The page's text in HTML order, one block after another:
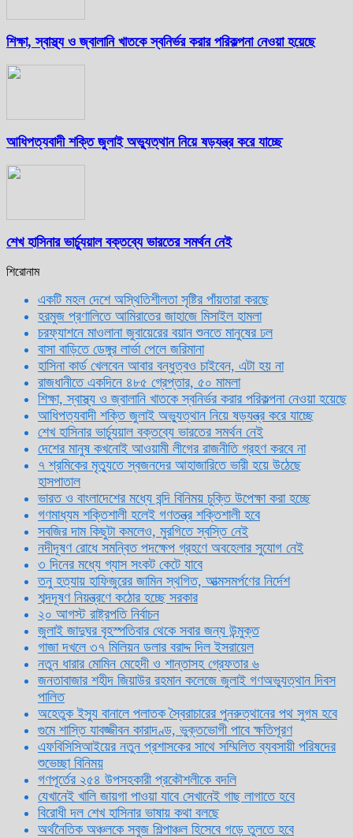
শিক্ষা, স্বাস্থ্য ও জ্বালানি খাতকে স্বনির্ভর করার পরিকল্পনা নেওয়া হয়েছে
আধিপত্যবাদী শক্তি জুলাই অভ্যুত্থান নিয়ে ষড়যন্ত্র করে যাচ্ছে
শেখ হাসিনার ভার্চ্যুয়াল বক্তব্যে ভারতের সমর্থন নেই
শিরোনাম
একটি মহল দেশে অস্থিতিশীলতা সৃষ্টির পাঁয়তারা করছে
হরমুজ প্রণালিতে আমিরাতের জাহাজে মিসাইল হামলা
চরফ্যাশনে মাওলানা জুবায়েরের বয়ান শুনতে মানুষের ঢল
বাসা বাড়িতে ডেঙ্গুর লার্ভা পেলে জরিমানা
হাসিনা কার্ড খেলবেন আবার বন্ধুত্বও চাইবেন, এটা হয় না
রাজধানীতে একদিনে ৪৮৫ গ্রেপ্তার, ৫০ মামলা
শিক্ষা, স্বাস্থ্য ও জ্বালানি খাতকে স্বনির্ভর করার পরিকল্পনা নেওয়া হয়েছে
আধিপত্যবাদী শক্তি জুলাই অভ্যুত্থান নিয়ে ষড়যন্ত্র করে যাচ্ছে
শেখ হাসিনার ভার্চ্যুয়াল বক্তব্যে ভারতের সমর্থন নেই
দেশের মানুষ কখনোই আওয়ামী লীগের রাজনীতি গ্রহণ করবে না
৭ শ্রমিকের মৃত্যুতে স্বজনদের আহাজারিতে ভারী হয়ে উঠেছে
হাসপাতাল
ভারত ও বাংলাদেশের মধ্যে বন্দি বিনিময় চুক্তি উপেক্ষা করা হচ্ছে
গণমাধ্যম শক্তিশালী হলেই গণতন্ত্র শক্তিশালী হবে
সবজির দাম কিছুটা কমলেও, মুরগিতে স্বস্তি নেই
নদীদূষণ রোধে সমন্বিত পদক্ষেপ গ্রহণে অবহেলার সুযোগ নেই
৩ দিনের মধ্যে গ্যাস সংকট কেটে যাবে
তনু হত্যায় হাফিজুরের জামিন স্থগিত, আত্মসমর্পণের নির্দেশ
শব্দদূষণ নিয়ন্ত্রণে কঠোর হচ্ছে সরকার
২০ আগস্ট রাষ্ট্রপতি নির্বাচন
জুলাই জাদুঘর বৃহস্পতিবার থেকে সবার জন্য উন্মুক্ত
গাজা দখলে ৩৭ মিলিয়ন ডলার বরাদ্দ দিল ইসরায়েল
নতুন ধারার মোমিন মেহেদী ও শান্তাসহ গ্রেফতার ৬
জনতাবাজার শহীদ জিয়াউর রহমান কলেজে জুলাই গণঅভ্যুত্থান দিবস
পালিত
অহেতুক ইস্যু বানালে পলাতক স্বৈরাচারের পুনরুত্থানের পথ সুগম হবে
গুমে শাস্তি যাবজ্জীবন কারাদণ্ড, ভুক্তভোগী পাবে ক্ষতিপূরণ
এফবিসিসিআইয়ের নতুন প্রশাসকের সাথে সম্মিলিত ব্যবসায়ী পরিষদের
শুভেচ্ছা বিনিময়
গণপূর্তের ২৫৪ উপসহকারী প্রকৌশলীকে বদলি
যেখানেই খালি জায়গা পাওয়া যাবে সেখানেই গাছ লাগাতে হবে
বিরোধী দল শেখ হাসিনার ভাষায় কথা বলছে
অর্থনৈতিক অঞ্চলকে সবুজ শিল্পাঞ্চল হিসেবে গড়ে তুলতে হবে